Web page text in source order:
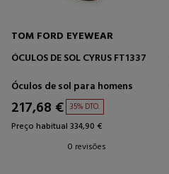
TOM FORD EYEWEAR
ÓCULOS DE SOL CYRUS FT1337
Óculos de sol para homens
217,68 € 35% DTO.
Preço habitual 334,90 €
0 revisões